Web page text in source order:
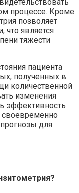
процессе. Кроме
позволяет
является
тяжести
пациента
полученных в
количественной
изменения
эффективность
своевременно
для